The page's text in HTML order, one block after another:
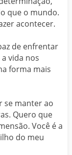
que o mundo.
acontecer.
de enfrentar
vida nos
forma mais
se manter ao
Quero que
Você é a
do meu